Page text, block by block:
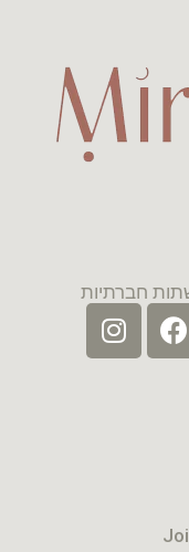
חברתיות